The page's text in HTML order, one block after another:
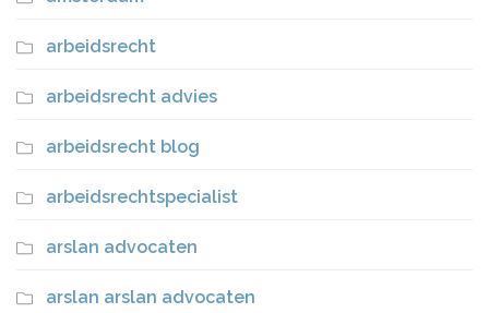
arbeidsrecht
arbeidsrecht advies
arbeidsrecht blog
arbeidsrechtspecialist
arslan advocaten
arslan arslan advocaten